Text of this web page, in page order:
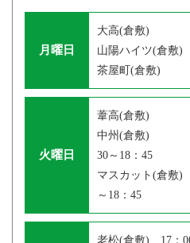
月曜日
大高(倉敷) 17
山陽ハイツ(倉敷)
茶屋町(倉敷)
火曜日
葦高(倉敷)
中州(倉敷) ?16
30～18：45
マスカット(倉敷)
～18：45
老松(倉敷) 17：